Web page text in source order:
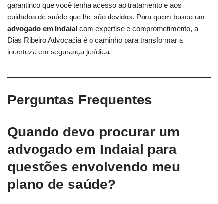
garantindo que você tenha acesso ao tratamento e aos
cuidados de saúde que lhe são devidos. Para quem busca um
advogado em Indaial com expertise e comprometimento, a
Dias Ribeiro Advocacia é o caminho para transformar a
incerteza em segurança jurídica.
Perguntas Frequentes
Quando devo procurar um
advogado em Indaial para
questões envolvendo meu
plano de saúde?